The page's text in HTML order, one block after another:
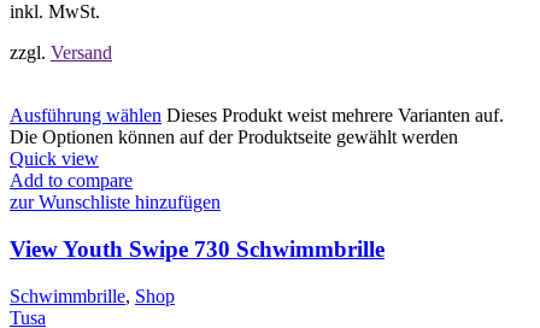
inkl. MwSt.
zzgl. Versand
Ausführung wählen Dieses Produkt weist mehrere Varianten auf.
Die Optionen können auf der Produktseite gewählt werden
Quick view
Add to compare
zur Wunschliste hinzufügen
View Youth Swipe 730 Schwimmbrille
Schwimmbrille, Shop
Tusa